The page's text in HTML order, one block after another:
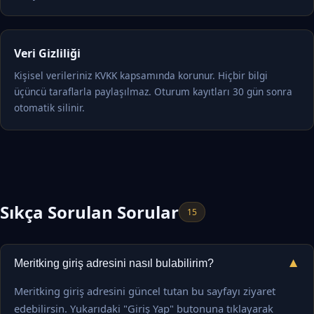
Veri Gizliliği
Kişisel verileriniz KVKK kapsamında korunur. Hiçbir bilgi
üçüncü taraflarla paylaşılmaz. Oturum kayıtları 30 gün sonra
otomatik silinir.
Sıkça Sorulan Sorular 15
Meritking giriş adresini nasıl bulabilirim? ▼
Meritking giriş adresini güncel tutan bu sayfayı ziyaret
edebilirsin. Yukarıdaki "Giriş Yap" butonuna tıklayarak